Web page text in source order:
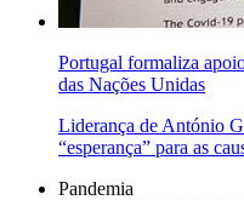
Portugal formaliza
das Nações Unidas
Liderança de António
“esperança” para as
Pandemia